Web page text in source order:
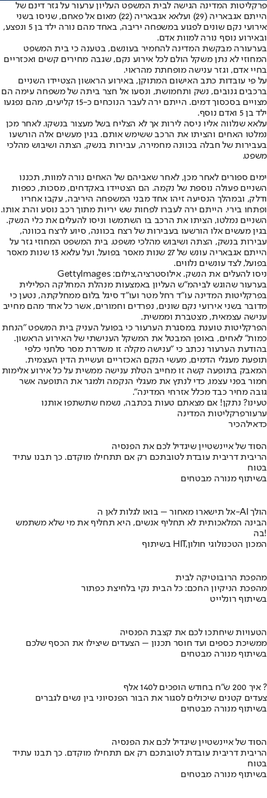
פרקליטות המדינה הגישה לבית המשפט העליון ערעור על גזר דינם של
הייתם אגבאריה (29) ועלאא אגבאריה (22) מאום אל פאחם, שניסו בשני
אירועי נקם שונים לפגוע במשפחה יריבה, באחד מהם נורה ילד בן 5 ונפצע,
ובאירוע נוסף נורה למוות אדם.
בערעורה מבקשת המדינה להחמיר בעונשם, בטענה כי בית המשפט
המחוזי לא נתן משקל הולם לכל אירוע נקם, שגבה מחירים קשים ואכזריים
בחיי אדם, וגזר ענישה מופחתת מהראוי.
על פי עובדות כתב האישום המתוקן, באירוע הראשון הצטיידו השניים
ברכבים גנובים, נשק ותחמושת, ונסעו אל חצר ביתה של משפחה עימה הם
מצויים בסכסוך דמים. הייתם ירה לעבר הנוכחים כ-15 קליעים, מהם נפגעו
ילד בן 5 ואדם נוסף.
עלאא שנלווה אליו ניסה לירות אך לא הצליח בשל מעצור בנשקו. לאחר מכן
נמלטו האחים והציתו את הרכב ששימש אותם. בגין מעשים אלה הורשעו
בעבירות של חבלה בכוונה מחמירה, עבירות בנשק, הצתה ושיבוש מהלכי
משפט.
ימים ספורים לאחר מכן, לאחר שאביהם של האחים נורה למוות, תכננו
השניים פעולה נוספת של נקמה. הם הצטיידו באקדחים, מסכות, כפפות
ודלק, ובמהלך הנסיעה זיהו אחד מבני המשפחה היריבה, עקבו אחריו
ופתחו בירי. הייתם ירה לעברו לפחות שש יריות מתוך רכב נוסע והרג אותו.
השניים נמלטו, הציתו את הרכב בו השתמשו וניסו להעלים את כלי הנשק.
בגין מעשים אלו הורשעו בעבירות של רצח בכוונה, סיוע לרצח בכוונה,
עבירות בנשק, הצתה ושיבוש מהלכי משפט. בית המשפט המחוזי גזר על
הייתם אגבאריה עונש של 27 שנות מאסר בפועל, ועל עלאא 13 שנות מאסר
בפועל, לצד עונשים נלווים.
ניסו להעלים את הנשק. אילוסטרציה,צילום: GettyImages
בערעור שהוגש לביהמ״ש העליון באמצעות מנהלת המחלקה הפלילית
בפרקליטות המדינה עו״ד רחל מטר ועו״ד סיגל בלום ממחלקתה, נטען כי
מדובר בשני אירועי נקם שונים, נפרדים וחמורים, אשר כל אחד מהם מחייב
ענישה עצמאית, מצטברת וממשית.
הפרקליטות טוענת במסגרת הערעור כי בפועל העניק בית המשפט "הנחת
כמות" לאחים, באופן המבטל את המשקל הענישתי של האירוע הראשון.
בהודעת הערעור נכתב כי ״ענישה מקלה זו משדרת מסר סלחני כלפי
תופעת מעגלי הדמים, מעשי הנקם האכזריים ועשיית הדין העצמית.
המאבק בתופעה קשה זו מחייב הטלת ענישה ממשית על כל אירוע אלימות
חמור בפני עצמו, כדי לנתץ את מעגלי הנקמה ולמגר את התופעה אשר
גובה מחיר כבד מכלל אזרחי המדינה".
טעינו? נתקן! אם מצאתם טעות בכתבה, נשמח שתשתפו אותנו
ערעורפרקליטות המדינה
כדאילהכיר
הסוד של איינשטיין שיגדיל לכם את הפנסיה
הריבית דריבית עובדת לטובתכם רק אם תתחילו מוקדם. כך תבנו עתיד
בטוח
בשיתוף מנורה מבטחים
אל תישארו מאחור – בואו לגלות לאן ה-AI הולך
הבינה המלאכותית לא תחליף אנשים, היא תחליף את מי שלא משתמש
בה!
בשיתוף HIT,המכון הטכנולוגי חולון
מהפכת הרובוטיקה לבית
מהפכת הניקיון החכם: כל הבית נקי בלחיצת כפתור
בשיתוף רונלייט
הטעויות שיחתכו לכם את קצבת הפנסיה
ממשיכת כספים ועד חוסר תכנון – הצעדים שיצילו את הכסף שלכם
בשיתוף מנורה מבטחים
איך 200 ש"ח בחודש הופכים ל140 אלף ?
צעדים קטנים שיכולים לסגור את הבור הפנסיוני בין נשים לגברים
בשיתוף מנורה מבטחים
הסוד של איינשטיין שיגדיל לכם את הפנסיה
הריבית דריבית עובדת לטובתכם רק אם תתחילו מוקדם. כך תבנו עתיד
בטוח
בשיתוף מנורה מבטחים